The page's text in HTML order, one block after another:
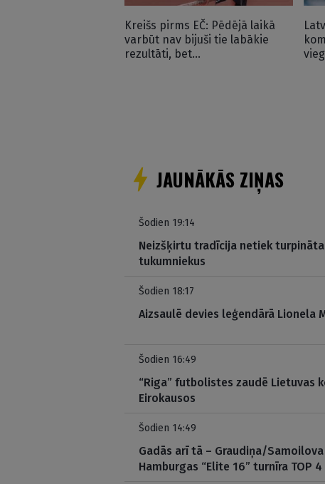
Kreišs pirms EČ: Pēdējā laikā
varbūt nav bijuši tie labākie
rezultāti, bet…
JAUNĀKĀS ZIŅAS
Šodien 19:14
Neizšķirtu tradīcija netiek turpināta
tukumniekus
Šodien 18:17
Aizsaulē devies leģendārā Lionela
Šodien 16:49
“Riga” futbolistes zaudē Lietuvas
Eirokausos
Šodien 14:49
Gadās arī tā – Graudiņa/
Hamburgas “Elite 16” turnīra TOP 4